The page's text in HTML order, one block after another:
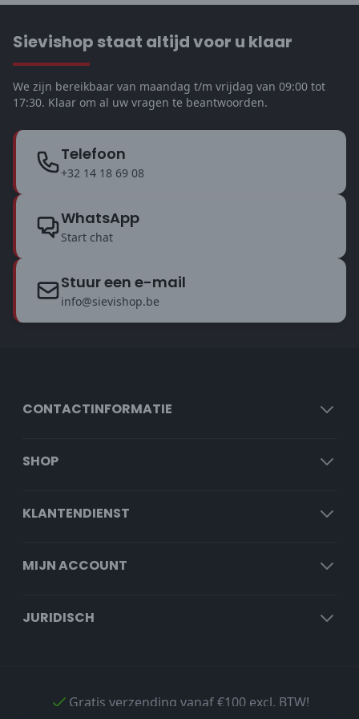
Sievishop staat altijd voor u klaar
We zijn bereikbaar van maandag t/m vrijdag van 09:00 tot
17:30. Klaar om al uw vragen te beantwoorden.
Telefoon
+32 14 18 69 08
WhatsApp
Start chat
Stuur een e-mail
info@sievishop.be
CONTACTINFORMATIE
SHOP
KLANTENDIENST
MIJN ACCOUNT
JURIDISCH
Gratis verzending vanaf €100 excl. BTW!